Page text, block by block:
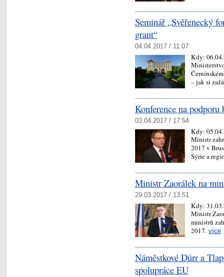
Seminář „Svěřenecký
grant“
04.04.2017 / 11:07
Kdy:
– jak si
Konference na
03.04.2017 / 17:54
Kdy:
Ministr
2017 v
Sýrie a
Ministr Zaorálek na
29.03.2017 / 13:51
Kdy:
Ministr
ministrů
2017. více
Náměstkové Dürr a
spolupráce EU